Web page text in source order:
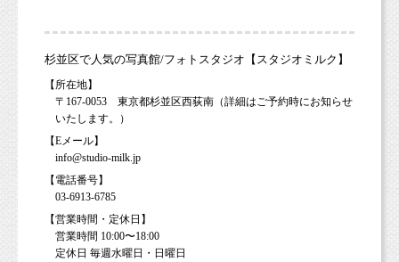
杉並区で人気の写真館/フォトスタジオ【スタジオミルク】
【所在地】
〒167-0053 東京都杉並区西荻南（詳細はご予約時にお知らせ
いたします。）
【Eメール】
info@studio-milk.jp
【電話番号】
03-6913-6785
【営業時間・定休日】
営業時間 10:00〜18:00
定休日 毎週水曜日・日曜日